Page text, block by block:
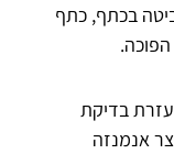
בכתף, כתף
בדיקת
אנמנזה